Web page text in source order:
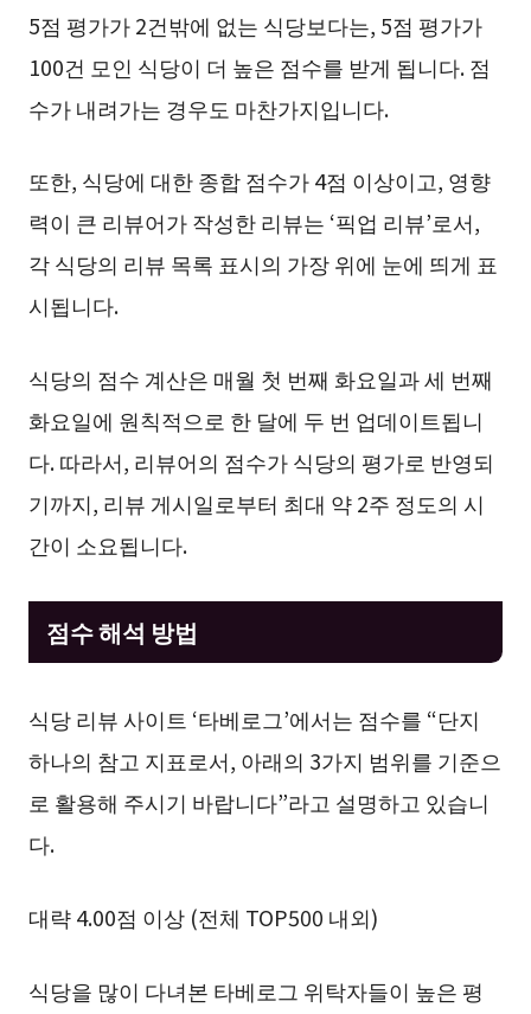
5점 평가가 2건밖에 없는 식당보다는, 5점 평가가
100건 모인 식당이 더 높은 점수를 받게 됩니다. 점
수가 내려가는 경우도 마찬가지입니다.
또한, 식당에 대한 종합 점수가 4점 이상이고, 영향
력이 큰 리뷰어가 작성한 리뷰는 ‘픽업 리뷰’로서,
각 식당의 리뷰 목록 표시의 가장 위에 눈에 띄게 표
시됩니다.
식당의 점수 계산은 매월 첫 번째 화요일과 세 번째
화요일에 원칙적으로 한 달에 두 번 업데이트됩니
다. 따라서, 리뷰어의 점수가 식당의 평가로 반영되
기까지, 리뷰 게시일로부터 최대 약 2주 정도의 시
간이 소요됩니다.
점수 해석 방법
식당 리뷰 사이트 ‘타베로그’에서는 점수를 “단지
하나의 참고 지표로서, 아래의 3가지 범위를 기준으
로 활용해 주시기 바랍니다”라고 설명하고 있습니
다.
대략 4.00점 이상 (전체 TOP500 내외)
식당을 많이 다녀본 타베로그 위탁자들이 높은 평